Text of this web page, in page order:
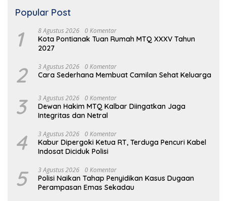
Popular Post
1 8 Agustus 2026 0 Komentar
Kota Pontianak Tuan Rumah MTQ XXXV Tahun
2027
2 3 Agustus 2026 0 Komentar
Cara Sederhana Membuat Camilan Sehat Keluarga
3 3 Agustus 2026 0 Komentar
Dewan Hakim MTQ Kalbar Diingatkan Jaga
Integritas dan Netral
4 3 Agustus 2026 0 Komentar
Kabur Dipergoki Ketua RT, Terduga Pencuri Kabel
Indosat Diciduk Polisi
5 3 Agustus 2026 0 Komentar
Polisi Naikan Tahap Penyidikan Kasus Dugaan
Perampasan Emas Sekadau